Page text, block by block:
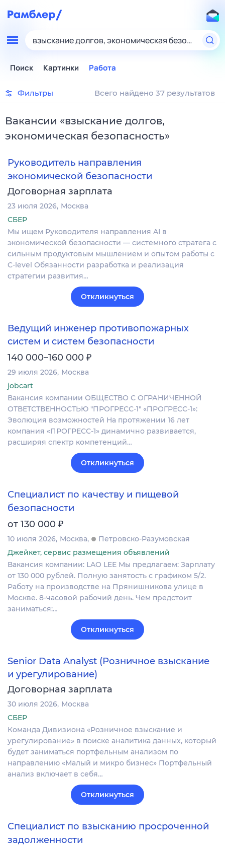
взыскание долгов, экономическая безопасность
Поиск Картинки Работа
Фильтры Всего найдено 37 результатов
Вакансии «взыскание долгов,
экономическая безопасность»
Руководитель направления
экономической безопасности
Договорная зарплата
23 июля 2026 Москва
СБЕР
Мы ищем Руководителя направления AI в
экономической безопасности — системного стратега с
сильным продуктовым мышлением и опытом работы с
C-level Обязанности разработка и реализация
стратегии развития…
Откликнуться
Ведущий инженер противопожарных
систем и систем безопасности
140 000–160 000 ₽
29 июля 2026 Москва
jobcart
Вакансия компании ОБЩЕСТВО С ОГРАНИЧЕННОЙ
ОТВЕТСТВЕННОСТЬЮ "ПРОГРЕСС-1" «ПРОГРЕСС-1»:
Эволюция возможностей На протяжении 16 лет
компания «ПРОГРЕСС-1» динамично развивается,
расширяя спектр компетенций…
Откликнуться
Специалист по качеству и пищевой
безопасности
от 130 000 ₽
10 июля 2026 Москва
Петровско-Разумовская
Джейкет, сервис размещения объявлений
Вакансия компании: LAO LEE Мы предлагаем: Зарплату
от 130 000 рублей. Полную занятость с графиком 5/2.
Работу на производстве на Прянишникова улице в
Москве. 8-часовой рабочий день. Чем предстоит
заниматься:…
Откликнуться
Senior Data Analyst (Розничное взыскание
и урегулирование)
Договорная зарплата
30 июля 2026 Москва
СБЕР
Команда Дивизиона «Розничное взыскание и
урегулирование» в поиске аналитика данных, который
будет заниматься портфельным анализом по
направлению «Малый и микро бизнес» Портфельный
анализ включает в себя…
Откликнуться
Специалист по взысканию просроченной
задолженности